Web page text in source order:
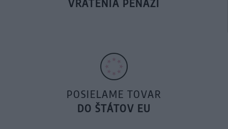
VRÁTENIA PEŇAZÍ
POSIELAME TOVAR
DO ŠTÁTOV EU